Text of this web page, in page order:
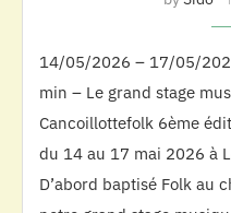
14/05/2026 – 17/05/
min – Le grand stage
Cancoillottefolk 6ème
du 14 au 17 mai 2026 à
D’abord baptisé Folk au